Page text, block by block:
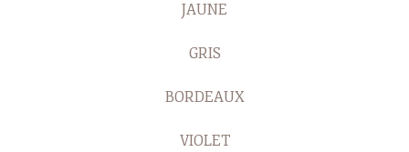
JAUNE
GRIS
BORDEAUX
VIOLET